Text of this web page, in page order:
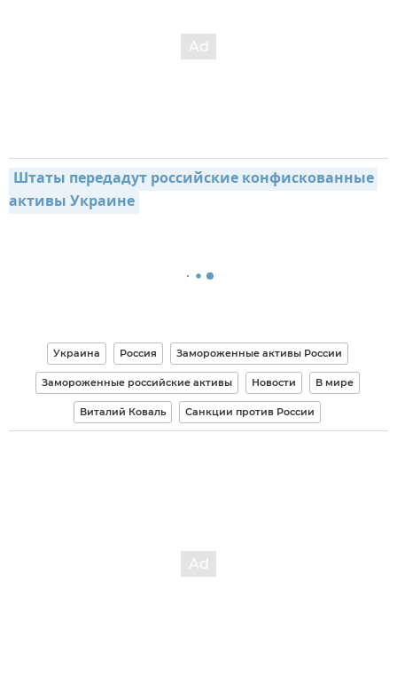
Штаты передадут российские конфискованные
активы Украине
Украина Россия Замороженные активы России
Замороженные российские активы Новости В мире
Виталий Коваль Санкции против России